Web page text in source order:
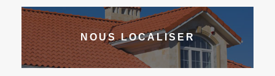
NOUS LOCALISER